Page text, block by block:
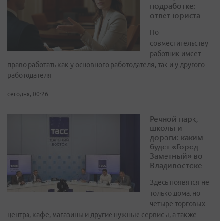
подработке:
ответ юриста
По
совместительству
работник имеет
право работать как у основного работодателя, так и у другого
работодателя
сегодня, 00:26
Речной парк,
школы и
дороги: каким
будет «Город
Заметный» во
Владивостоке
Здесь появятся не
только дома, но
четыре торговых
центра, кафе, магазины и другие нужные сервисы, а также